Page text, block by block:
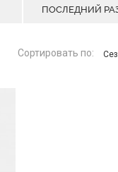
ПОСЛЕДНИЙ
Сортировать по: